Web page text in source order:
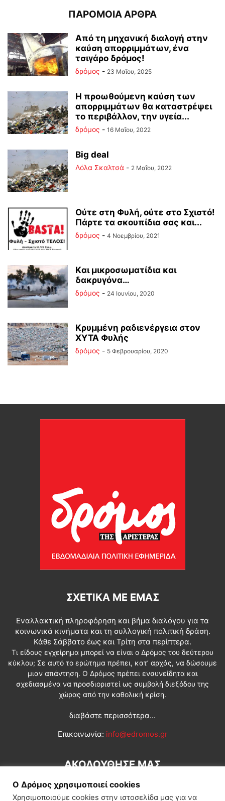
ΠΑΡΟΜΟΙΑ ΑΡΘΡΑ
Από τη μηχανική διαλογή στην
καύση απορριμμάτων, ένα
τσιγάρο δρόμος!
δρόμος - 23 Μαΐου, 2025
Η προωθούμενη καύση των
απορριμμάτων θα καταστρέψει
το περιβάλλον, την υγεία...
δρόμος - 16 Μαΐου, 2022
Big deal
Λόλα Σκαλτσά - 2 Μαΐου, 2022
Ούτε στη Φυλή, ούτε στο Σχιστό!
Πάρτε τα σκουπίδια σας και...
δρόμος - 4 Νοεμβρίου, 2021
Kαι μικροσωματίδια και
δακρυγόνα…
δρόμος - 24 Ιουνίου, 2020
Κρυμμένη ραδιενέργεια στον
ΧΥΤΑ Φυλής
δρόμος - 5 Φεβρουαρίου, 2020
ΣΧΕΤΙΚΆ ΜΕ ΕΜΆΣ
Εναλλακτική πληροφόρηση και βήμα διαλόγου για τα
κοινωνικά κινήματα και τη συλλογική πολιτική δράση.
Κάθε Σάββατο έως και Τρίτη στα περίπτερα.
Τι είδους εγχείρημα μπορεί να είναι ο Δρόμος του δεύτερου
κύκλου; Σε αυτό το ερώτημα πρέπει, κατ’ αρχάς, να δώσουμε
μιαν απάντηση. Ο Δρόμος πρέπει ενσυνείδητα και
σχεδιασμένα να προσδιοριστεί ως συμβολή διεξόδου της
χώρας από την καθολική κρίση.
διαβάστε περισσότερα...
Επικοινωνία: info@edromos.gr
ΑΚΟΛΟΥΘΗΣΕ ΜΑΣ
Ο Δρόμος χρησιμοποιεί cookies
Χρησιμοποιούμε cookies στην ιστοσελίδα μας για να